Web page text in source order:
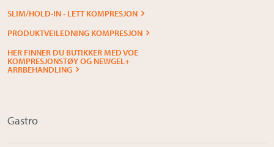
SLIM/HOLD-IN - LETT KOMPRESJON
PRODUKTVEILEDNING KOMPRESJON
HER FINNER DU BUTIKKER MED VOE
KOMPRESJONSTØY OG NEWGEL+
ARRBEHANDLING
Gastro